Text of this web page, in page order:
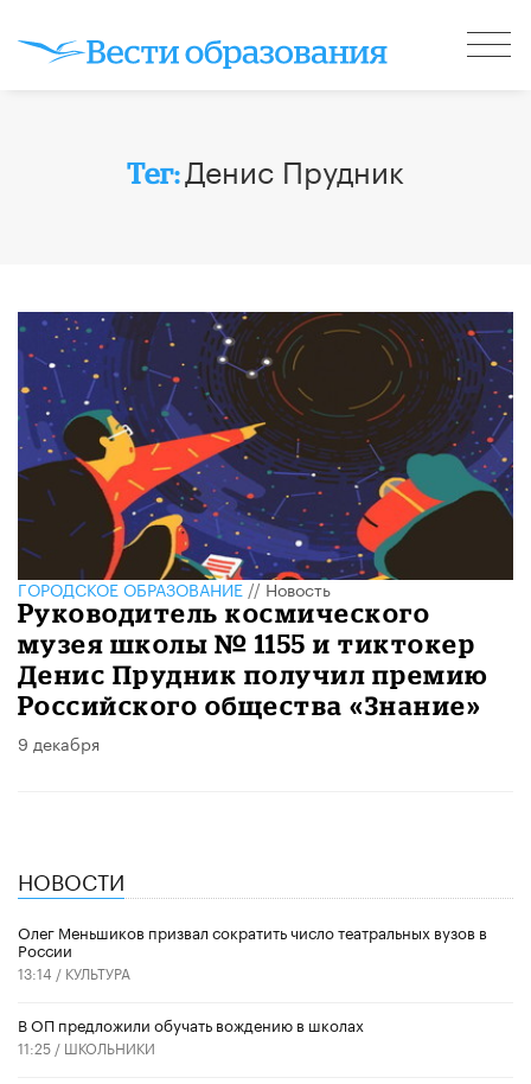
Тег:Денис Прудник
ГОРОДСКОЕ ОБРАЗОВАНИЕ//Новость
Руководитель космического
музея школы № 1155 и тиктокер
Денис Прудник получил премию
Российского общества «Знание»
9 декабря
НОВОСТИ
Олег Меньшиков призвал сократить число театральных вузов в
России
13:14 / КУЛЬТУРА
В ОП предложили обучать вождению в школах
11:25 / ШКОЛЬНИКИ